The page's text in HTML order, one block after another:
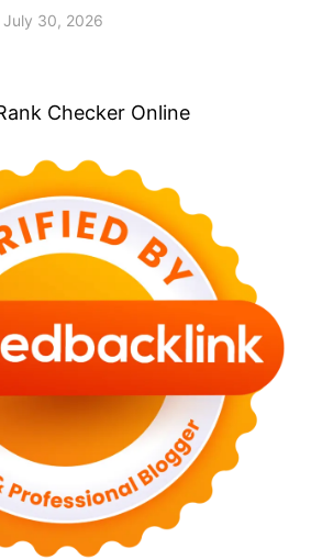
July 30, 2026
Checker Online